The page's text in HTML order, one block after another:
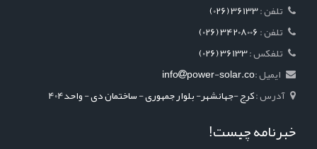
(026) 36133
(026) 34208006
(026) 36133
ایمیل :
info power-solar.co
آدرس :کرج -جهانشهر- بلوار جمهوری - ساختمان دی - واحد404
خبرنامه چیست!